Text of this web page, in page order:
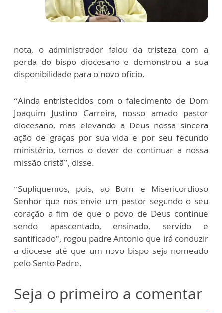
nota, o administrador falou da tristeza com a
perda do bispo diocesano e demonstrou a sua
disponibilidade para o novo ofício.
“Ainda entristecidos com o falecimento de Dom
Joaquim Justino Carreira, nosso amado pastor
diocesano, mas elevando a Deus nossa sincera
ação de graças por sua vida e por seu fecundo
ministério, temos o dever de continuar a nossa
missão cristã”, disse.
“Supliquemos, pois, ao Bom e Misericordioso
Senhor que nos envie um pastor segundo o seu
coração a fim de que o povo de Deus continue
sendo apascentado, ensinado, servido e
santificado”, rogou padre Antonio que irá conduzir
a diocese até que um novo bispo seja nomeado
pelo Santo Padre.
Seja o primeiro a comentar